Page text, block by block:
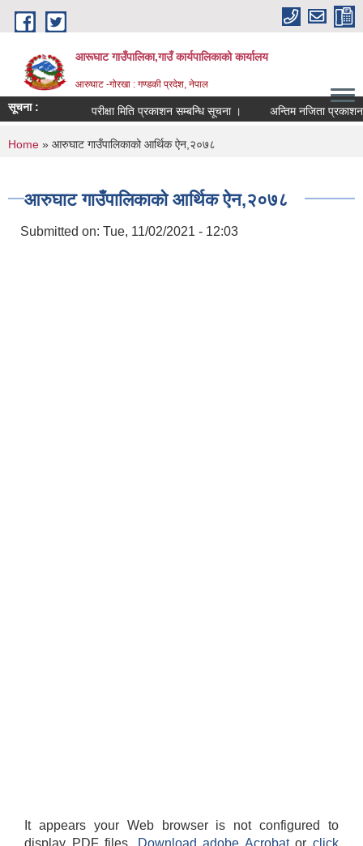
Skip to main content
आरूघाट गाउँपालिका,गाउँ कार्यपालिकाको कार्यालय
आरुघाट -गोरखा : गण्डकी प्रदेश, नेपाल
सूचना : परीक्षा मिति प्रकाशन सम्बन्धि सूचना । अन्तिम नजिता प्रकाशन
You are here
Home » आरुघाट गाउँपालिकाको आर्थिक ऐन,२०७८
आरुघाट गाउँपालिकाको आर्थिक ऐन,२०७८
Submitted on: Tue, 11/02/2021 - 12:03
It appears your Web browser is not configured to